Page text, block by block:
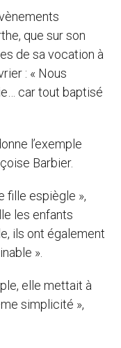
que sur son
de sa vocation à
: « Nous
car tout baptisé
l’exemple
Barbier.
fille espiègle »,
les enfants
ils ont également
».
elle mettait à
simplicité »,